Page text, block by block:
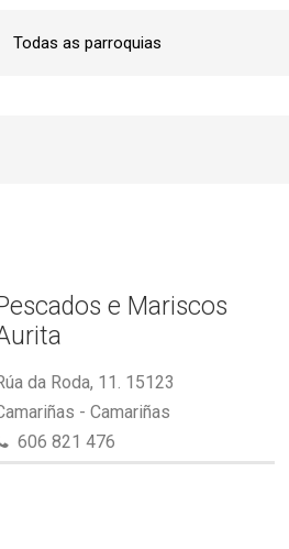
e Mariscos
da Roda, 11. 15123
- Camariñas
606 821 476